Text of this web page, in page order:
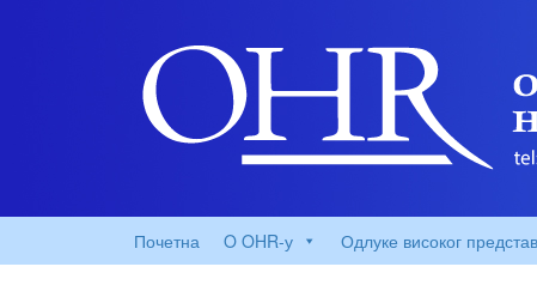
Почетна O OHR-у Одлуке високог